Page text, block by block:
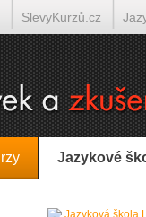
Jazykové
SlevyKurzů.cz
Tlumočení-